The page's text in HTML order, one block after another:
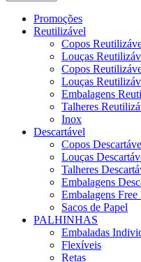
Promoções
Reutilizável
Copos
Louças
Copos
Louças
Embalagens
Talheres
Inox
Descartável
Copos
Louças
Talheres
Embalagens
Embalagens
Sacos de Papel
PALHINHAS
Embaladas
Flexíveis
Retas